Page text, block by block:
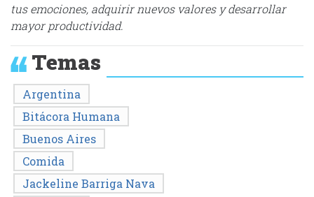
tus emociones, adquirir nuevos valores y desarrollar
mayor productividad.
Temas
Argentina
Bitácora Humana
Buenos Aires
Comida
Jackeline Barriga Nava